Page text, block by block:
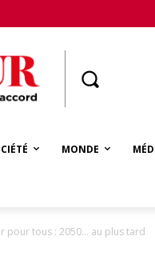
MONDE
pour tous : 2050… au plus tard